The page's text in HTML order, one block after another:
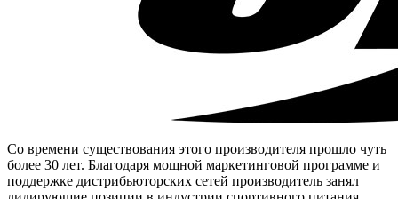
Со времени существования этого производителя прошло чуть
более 30 лет. Благодаря мощной маркетинговой программе и
поддержке дистрибьюторских сетей производитель занял